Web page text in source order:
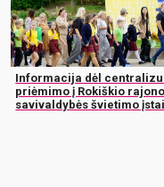
Informacija dėl
priėmimo į Rokiškio rajono
savivaldybės švietimo